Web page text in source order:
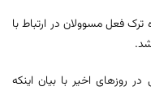
فعل مسوولان در ارتباط با
اخیر با بیان اینکه